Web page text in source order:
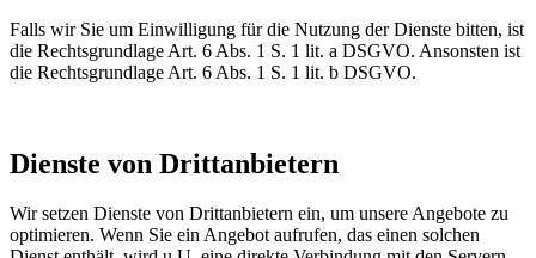
Falls wir Sie um Einwilligung für die Nutzung der Dienste bitten, ist
die Rechtsgrundlage Art. 6 Abs. 1 S. 1 lit. a DSGVO. Ansonsten ist
die Rechtsgrundlage Art. 6 Abs. 1 S. 1 lit. b DSGVO.
Dienste von Drittanbietern
Wir setzen Dienste von Drittanbietern ein, um unsere Angebote zu
optimieren. Wenn Sie ein Angebot aufrufen, das einen solchen